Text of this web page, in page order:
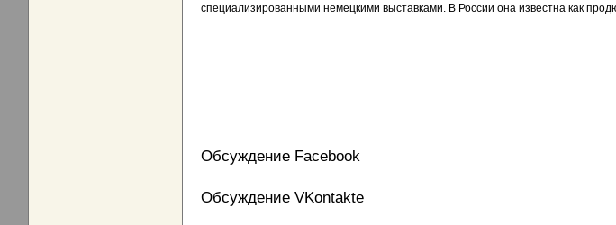
специализированными немецкими выставками. В России она известна как
Обсуждение Facebook
Обсуждение VKontakte